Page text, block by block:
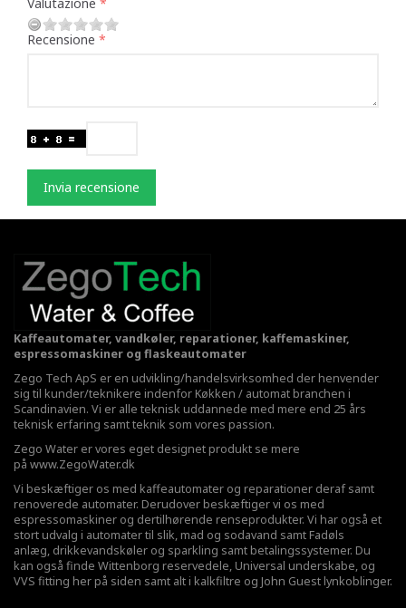
Recensione
Invia recensione
Kaffeautomater, vandkøler, reparationer, kaffemaskiner,
espressomaskiner og flaskeautomater
Zego Tech ApS er en udvikling/handelsvirksomhed der henvender
sig til kunder/teknikere indenfor Køkken / automat branchen i
Scandinavien. Vi er alle teknisk uddannede med mere end 25 års
teknisk erfaring samt teknik som vores passion.
Zego Water er vores eget designet produkt se mere
på www.ZegoWater.dk
Vi beskæftiger os med kaffeautomater og reparationer deraf samt
renoverede automater. Derudover beskæftiger vi os med
espressomaskiner og dertilhørende renseprodukter. Vi har også et
stort udvalg i automater til slik, mad og sodavand samt Fadøls
anlæg, drikkevandskøler og sparkling samt betalingssystemer. Du
kan også finde Wittenborg reservedele, Universal underskabe, og
VVS fitting her på siden samt alt i kalkfiltre og John Guest lynkoblinger.